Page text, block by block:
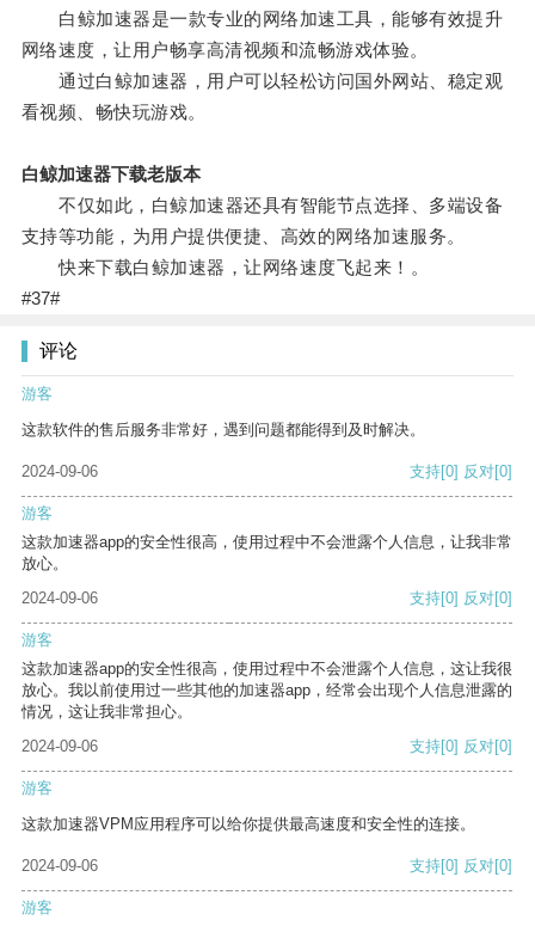
白鲸加速器是一款专业的网络加速工具，能够有效提升
网络速度，让用户畅享高清视频和流畅游戏体验。
通过白鲸加速器，用户可以轻松访问国外网站、稳定观
看视频、畅快玩游戏。
白鲸加速器下载老版本
不仅如此，白鲸加速器还具有智能节点选择、多端设备
支持等功能，为用户提供便捷、高效的网络加速服务。
快来下载白鲸加速器，让网络速度飞起来！。
#37#
评论
游客
这款软件的售后服务非常好，遇到问题都能得到及时解决。
2024-09-06 支持[0] 反对[0]
游客
这款加速器app的安全性很高，使用过程中不会泄露个人信息，让我非常
放心。
2024-09-06
支持[0] 反对[0]
游客
这款加速器app的安全性很高，使用过程中不会泄露个人信息，这让我很
放心。我以前使用过一些其他的加速器app，经常会出现个人信息泄露的
情况，这让我非常担心。
2024-09-06
支持[0] 反对[0]
游客
这款加速器VPM应用程序可以给你提供最高速度和安全性的连接。
2024-09-06 支持[0] 反对[0]
游客